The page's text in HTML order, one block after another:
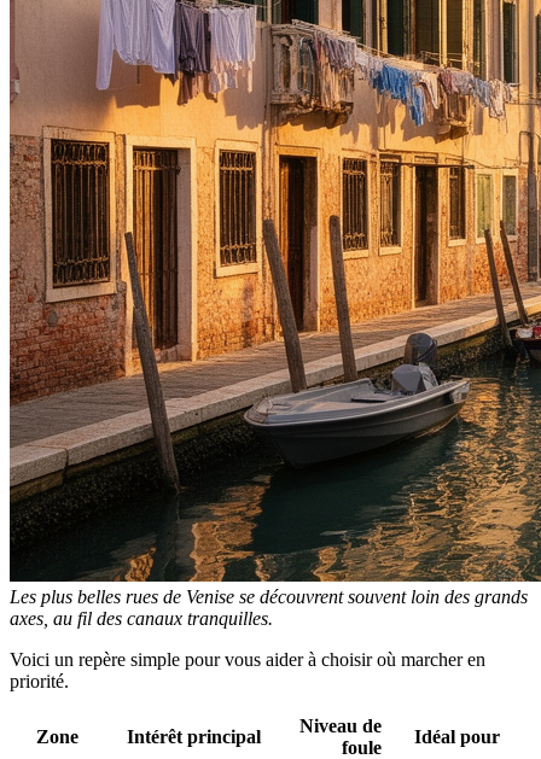
Les plus belles rues de Venise se découvrent souvent loin des grands
axes, au fil des canaux tranquilles.
Voici un repère simple pour vous aider à choisir où marcher en
priorité.
Zone Intérêt principal
Niveau de
foule
Idéal pour